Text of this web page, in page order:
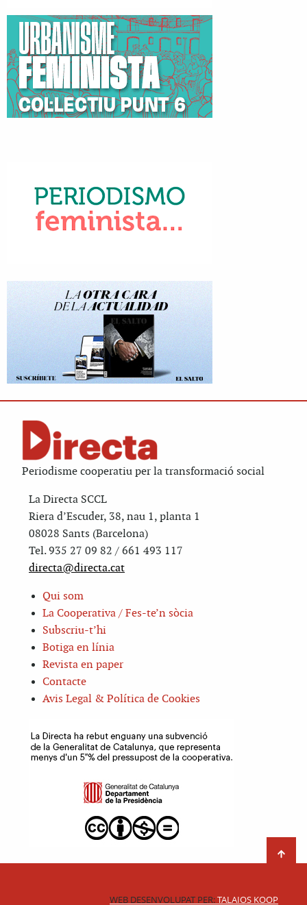
Periodisme cooperatiu per la transformació social
La Directa SCCL
Riera d’Escuder, 38, nau 1, planta 1
08028 Sants (Barcelona)
Tel. 935 27 09 82 / 661 493 117
directa@directa.cat
Qui som
La Cooperativa / Fes-te’n sòcia
Subscriu-t’hi
Botiga en línia
Revista en paper
Contacte
Avis Legal & Política de Cookies
WEB DESENVOLUPAT PER:TALAIOS KOOP